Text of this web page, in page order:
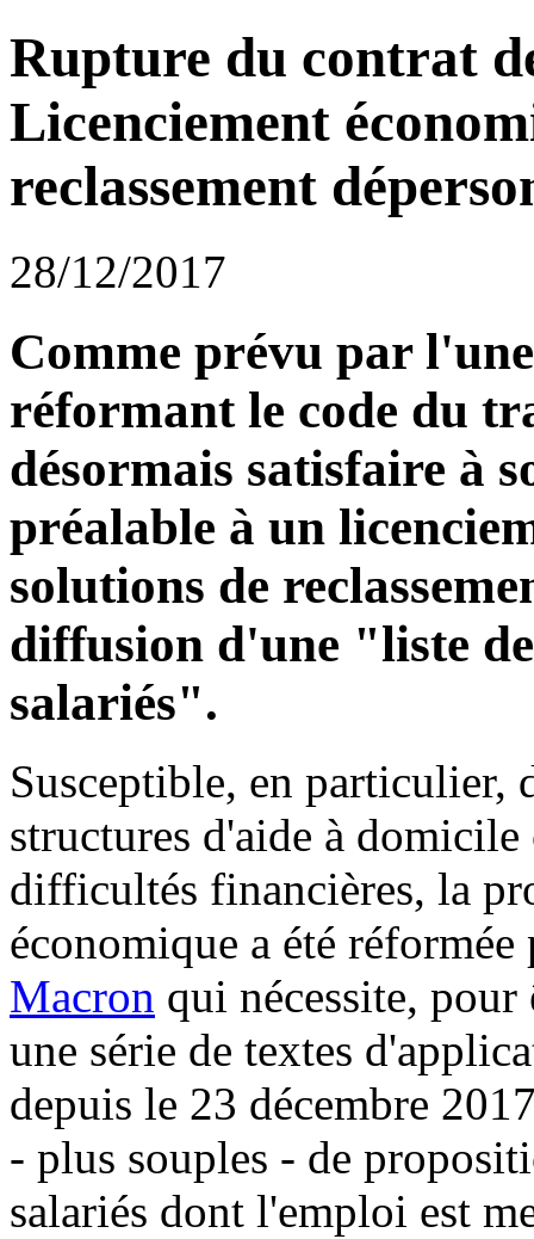
Rupture du contrat
Licenciement
reclassement
28/12/2017
Comme prévu par
réformant le code du
désormais satisfaire à
préalable à un
solutions de
diffusion d'une "liste
salariés".
Susceptible, en particulier,
structures d'aide à
difficultés financières, la
économique a été
Macron qui nécessite,
une série de textes
depuis le 23 décembre
- plus souples - de
salariés dont l'emploi est